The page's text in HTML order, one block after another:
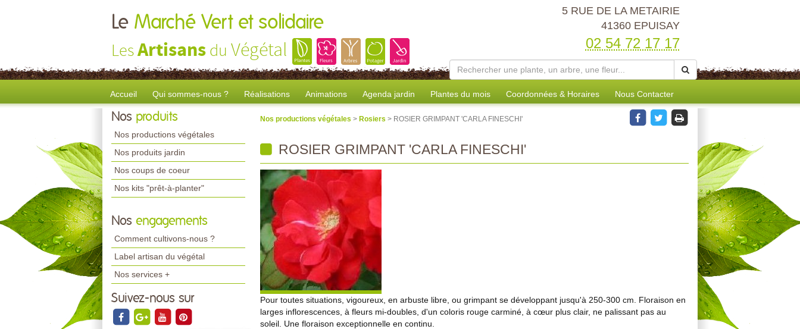
Le Marché Vert et solidaire
LesArtisans du Végétal
5 RUE DE LA METAIRIE
41360 EPUISAY
02 54 72 17 17
Accueil Qui sommes-nous ? Réalisations Animations Agenda jardin Plantes du mois Coordonnées & Horaires Nous Contacter
Nos produits
Nos productions végétales
Nos produits jardin
Nos coups de coeur
Nos kits "prêt-à-planter"
Nos engagements
Comment cultivons-nous ?
Label artisan du végétal
Nos services +
Suivez-nous sur
Nos productions végétales > Rosiers > ROSIER GRIMPANT 'CARLA FINESCHI'
ROSIER GRIMPANT 'CARLA FINESCHI'
Pour toutes situations, vigoureux, en arbuste libre, ou grimpant se développant jusqu'à 250-300 cm. Floraison en
larges inflorescences, à fleurs mi-doubles, d'un coloris rouge carminé, à cœur plus clair, ne palissant pas au
soleil. Une floraison exceptionnelle en continu.